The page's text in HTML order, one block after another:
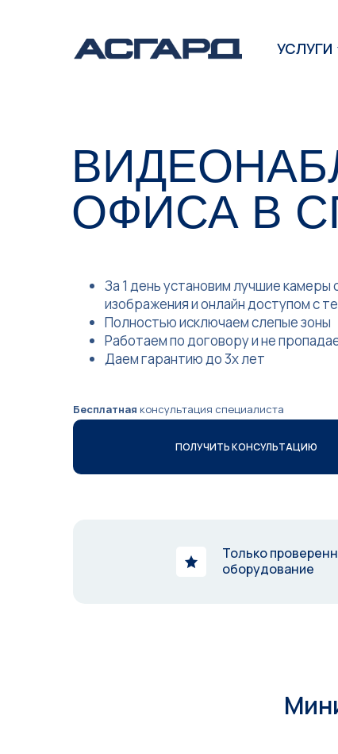
УСЛУГИ
ПОЛУЧИТЬ КОНСУЛЬТАЦИЮ
Только
оборудование
Бесплатная консультация специалиста
За 1 день установим лучшие камеры
изображения и онлайн доступом с
Полностью исключаем слепые зоны
Работаем по договору и не
Даем гарантию до 3х лет
ОФИСА В